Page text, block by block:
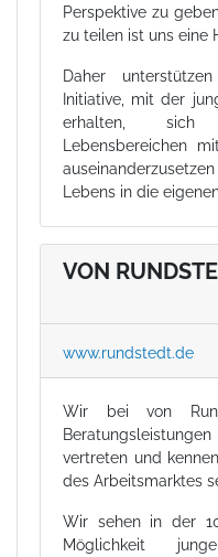
Perspektive zu
zu teilen ist uns eine
Daher
Initiative, mit der
erhalten, sich
Lebensbereichen
Lebens in die
VON
www.rundstedt.de
Wir bei von
vertreten und
des Arbeitsmarktes
Wir sehen in der
Möglichkeit